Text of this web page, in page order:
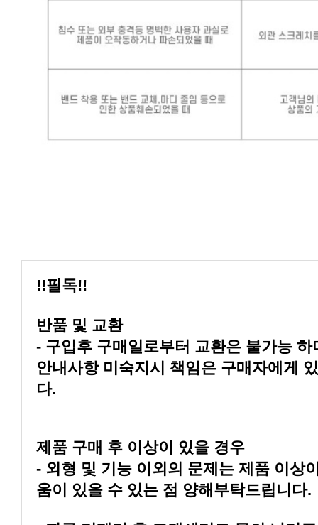
!!필독!!
반품 및 교환
다.
제품 구매 후 이상이 있을 경우
움이 있을 수 있는 점 양해부탁드립니다.